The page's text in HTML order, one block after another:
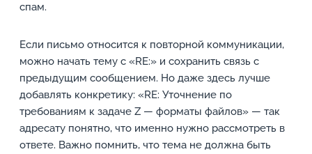
спам.
Если письмо относится к повторной коммуникации,
можно начать тему с «RE:» и сохранить связь с
предыдущим сообщением. Но даже здесь лучше
добавлять конкретику: «RE: Уточнение по
требованиям к задаче Z — форматы файлов» — так
адресату понятно, что именно нужно рассмотреть в
ответе. Важно помнить, что тема не должна быть